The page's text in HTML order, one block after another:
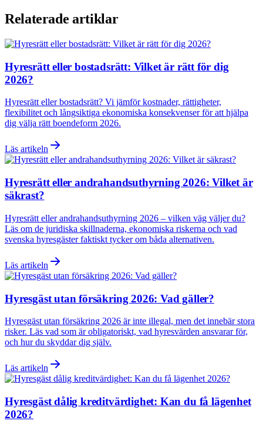
Relaterade artiklar
Hyresrätt eller bostadsrätt: Vilket är rätt för dig
2026?
Hyresrätt eller bostadsrätt? Vi jämför kostnader, rättigheter,
flexibilitet och långsiktiga ekonomiska konsekvenser för att hjälpa
dig välja rätt boendeform 2026.
Läs artikeln
Hyresrätt eller andrahandsuthyrning 2026: Vilket är
säkrast?
Hyresrätt eller andrahandsuthyrning 2026 – vilken väg väljer du?
Läs om de juridiska skillnaderna, ekonomiska riskerna och vad
svenska hyresgäster faktiskt tycker om båda alternativen.
Läs artikeln
Hyresgäst utan försäkring 2026: Vad gäller?
Hyresgäst utan försäkring 2026 är inte illegal, men det innebär stora
risker. Läs vad som är obligatoriskt, vad hyresvärden ansvarar för,
och hur du skyddar dig själv.
Läs artikeln
Hyresgäst dålig kreditvärdighet: Kan du få lägenhet
2026?